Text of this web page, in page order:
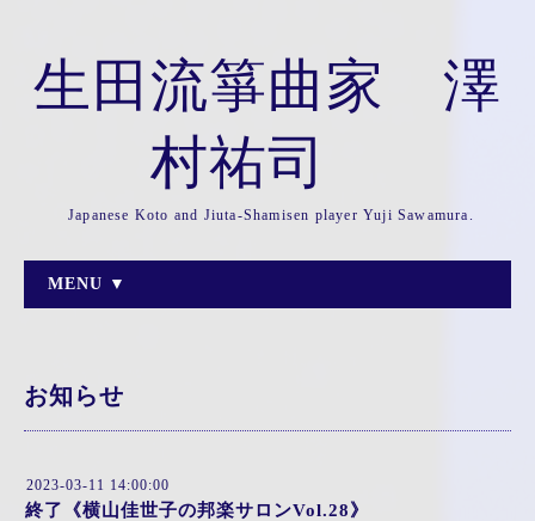
生田流箏曲家 澤
村祐司
Japanese Koto and Jiuta-Shamisen player Yuji Sawamura.
MENU ▼
お知らせ
2023-03-11 14:00:00
終了《横山佳世子の邦楽サロンVol.28》